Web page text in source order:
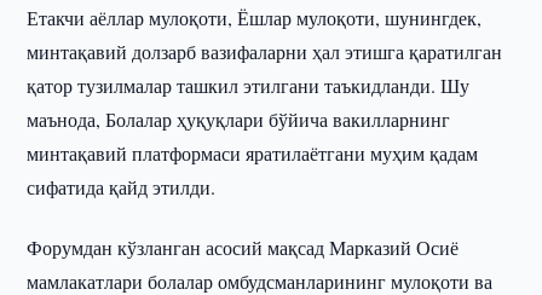
Етакчи аёллар мулоқоти, Ёшлар мулоқоти, шунингдек,
минтақавий долзарб вазифаларни ҳал этишга қаратилган
қатор тузилмалар ташкил этилгани таъкидланди. Шу
маънода, Болалар ҳуқуқлари бўйича вакилларнинг
минтақавий платформаси яратилаётгани муҳим қадам
сифатида қайд этилди.
Форумдан кўзланган асосий мақсад Марказий Осиё
мамлакатлари болалар омбудсманларининг мулоқоти ва